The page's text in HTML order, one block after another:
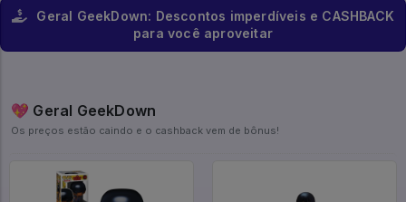
Geral GeekDown: Descontos imperdíveis e CASHBACK
para você aproveitar
💖 Geral GeekDown
Os preços estão caindo e o cashback vem de bônus!